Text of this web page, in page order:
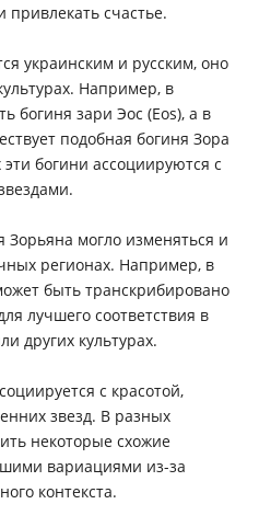
привлекать счастье.
украинским и русским, оно
Например, в
богиня зари Эос (Eos), а в
подобная богиня Зора
богини ассоциируются с
могло изменяться и
регионах. Например, в
быть транскрибировано
лучшего соответствия в
других культурах.
с красотой,
звезд. В разных
некоторые схожие
вариациями из-за
контекста.